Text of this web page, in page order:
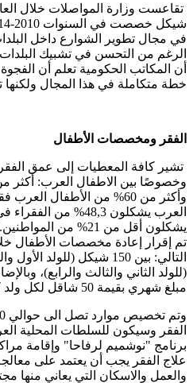
في مجال تطوير الشوارع داخل
الرغم من التحسن في تشبيك البلدات
أن المكاتب الحكومية تعلم أن
خطة متكاملة في هذا المجال ولكنها
الفقر ومخصصات الأطفال
تشير كافة المعطيات إلى عمق الفقر
وخصوصًا بين الاطفال العرب: أكثر
وأكثر من 60% من الأطفال
العرب يشكلون 48,3% من
تم إقرار إعادة مخصصات الأطفال
(للولد الثاني والثالث والرابع)،
مبلغ شهري بقيمة 50 شاقل لكل ولد كاستثمار طويل الأمد.
الفقر وسيكون للسلطات المحلية
برنامج "نوشميم لرفاحا" وإقامة
علاج الفقر يجب أن يعتمد على
والعمل والاسكان التي يعاني منها